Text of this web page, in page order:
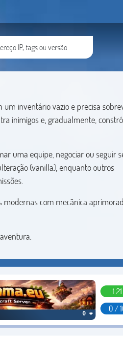
um inventário vazio e precisa
inimigos e, gradualmente,
uma equipe, negociar ou seguir
(vanilla), enquanto outros
com mecânica
0 ❤
0 /